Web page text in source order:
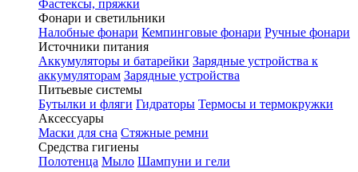
Фастексы, пряжки
Фонари и светильники
Налобные фонари Кемпинговые фонари Ручные фонари
Источники питания
Аккумуляторы и батарейки Зарядные устройства к
аккумуляторам Зарядные устройства
Питьевые системы
Бутылки и фляги Гидраторы Термосы и термокружки
Аксессуары
Маски для сна Стяжные ремни
Средства гигиены
Полотенца Мыло Шампуни и гели